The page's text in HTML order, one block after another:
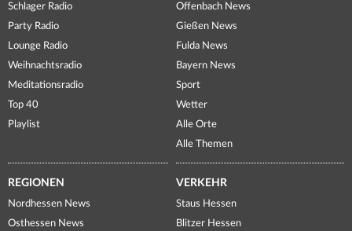
Schlager Radio
Party Radio
Lounge Radio
Weihnachtsradio
Meditationsradio
Top 40
Playlist
Offenbach News
Gießen News
Fulda News
Bayern News
Sport
Wetter
Alle Orte
Alle Themen
REGIONEN
Nordhessen News
Osthessen News
VERKEHR
Staus Hessen
Blitzer Hessen